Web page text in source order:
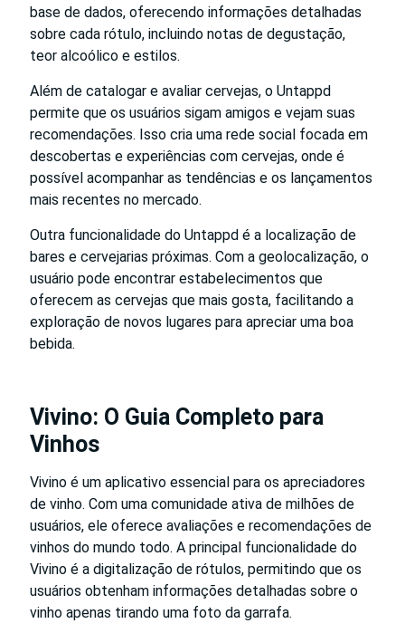
base de dados, oferecendo informações detalhadas
sobre cada rótulo, incluindo notas de degustação,
teor alcoólico e estilos.
Além de catalogar e avaliar cervejas, o Untappd
permite que os usuários sigam amigos e vejam suas
recomendações. Isso cria uma rede social focada em
descobertas e experiências com cervejas, onde é
possível acompanhar as tendências e os lançamentos
mais recentes no mercado.
Outra funcionalidade do Untappd é a localização de
bares e cervejarias próximas. Com a geolocalização, o
usuário pode encontrar estabelecimentos que
oferecem as cervejas que mais gosta, facilitando a
exploração de novos lugares para apreciar uma boa
bebida.
Vivino: O Guia Completo para
Vinhos
Vivino é um aplicativo essencial para os apreciadores
de vinho. Com uma comunidade ativa de milhões de
usuários, ele oferece avaliações e recomendações de
vinhos do mundo todo. A principal funcionalidade do
Vivino é a digitalização de rótulos, permitindo que os
usuários obtenham informações detalhadas sobre o
vinho apenas tirando uma foto da garrafa.